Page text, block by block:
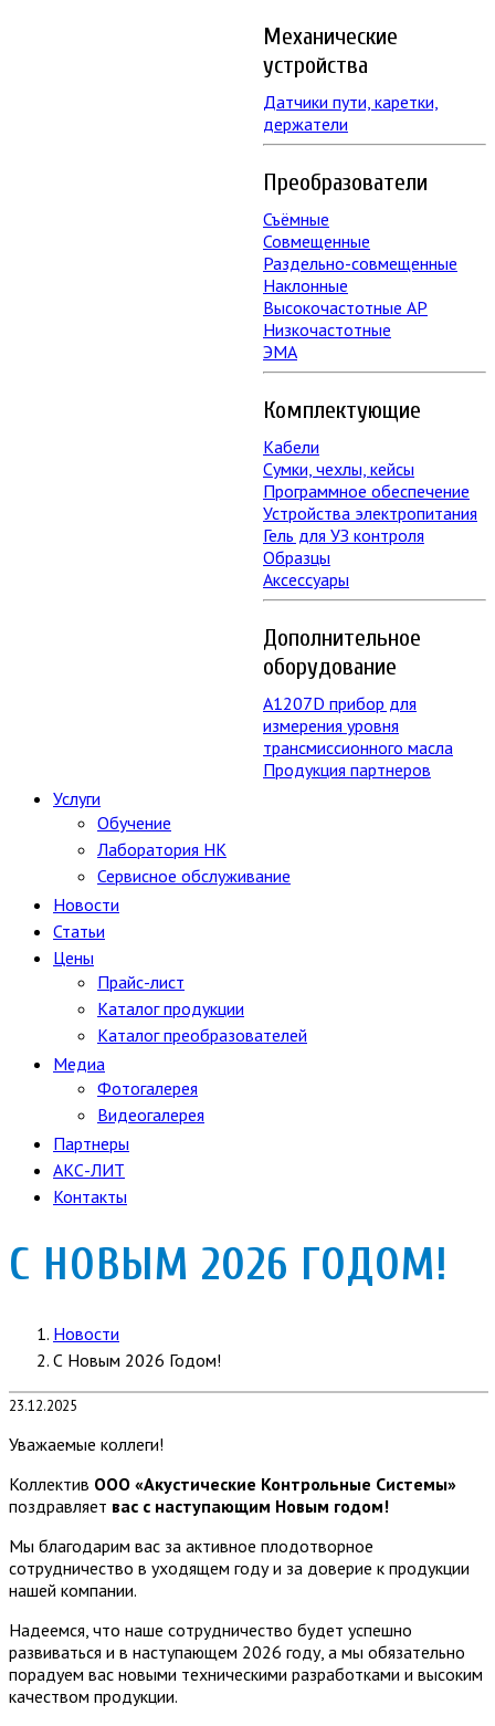
Механические
устройства
Датчики пути, каретки,
держатели
Преобразователи
Съёмные
Совмещенные
Раздельно-совмещенные
Наклонные
Высокочастотные АР
Низкочастотные
ЭМА
Комплектующие
Кабели
Сумки, чехлы, кейсы
Программное обеспечение
Устройства электропитания
Гель для УЗ контроля
Образцы
Аксессуары
Дополнительное
оборудование
А1207D прибор для
измерения уровня
трансмиссионного масла
Продукция партнеров
Услуги
Обучение
Лаборатория НК
Сервисное обслуживание
Новости
Статьи
Цены
Прайс-лист
Каталог продукции
Каталог преобразователей
Медиа
Фотогалерея
Видеогалерея
Партнеры
АКС-ЛИТ
Контакты
С НОВЫМ 2026 ГОДОМ!
Новости
С Новым 2026 Годом!
23.12.2025
Уважаемые коллеги!
Коллектив ООО «Акустические Контрольные Системы»
поздравляет вас с наступающим Новым годом!
Мы благодарим вас за активное плодотворное
сотрудничество в уходящем году и за доверие к продукции
нашей компании.
Надеемся, что наше сотрудничество будет успешно
развиваться и в наступающем 2026 году, а мы обязательно
порадуем вас новыми техническими разработками и высоким
качеством продукции.